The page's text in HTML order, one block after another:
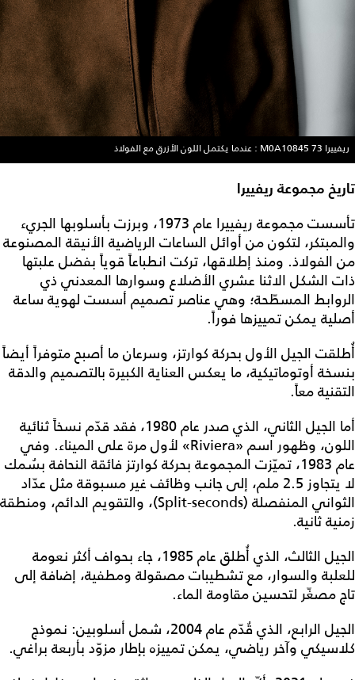
ريفييرا 73 M0A10845 : عندما يكتمل اللون الأزرق مع الفولاذ
تاريخ مجموعة ريفييرا
تأسست مجموعة ريفييرا عام 1973، وبرزت بأسلوبها الجريء
والمبتكر، لتكون من أوائل الساعات الرياضية الأنيقة المصنوعة
من الفولاذ. ومنذ إطلاقها، تركت انطباعاً قوياً بفضل علبتها
ذات الشكل الاثنا عشري الأضلاع وسوارها المعدني ذي
الروابط المسطّحة؛ وهي عناصر تصميم أسست لهوية ساعة
أصلية يمكن تمييزها فوراً.
أُطلقت الجيل الأول بحركة كوارتز، وسرعان ما أصبح متوفراً أيضاً
بنسخة أوتوماتيكية، ما يعكس العناية الكبيرة بالتصميم والدقة
التقنية معاً.
أما الجيل الثاني، الذي صدر عام 1980، فقد قدّم نسخاً ثنائية
اللون، وظهور اسم «Riviera» لأول مرة على الميناء. وفي
عام 1983، تميّزت المجموعة بحركة كوارتز فائقة النحافة بسُمك
لا يتجاوز 2.5 ملم، إلى جانب وظائف غير مسبوقة مثل عدّاد
الثواني المنفصلة (Split-seconds)، والتقويم الدائم، ومنطقة
زمنية ثانية.
الجيل الثالث، الذي أُطلق عام 1985، جاء بحواف أكثر نعومة
للعلبة والسوار، مع تشطيبات مصقولة ومطفية، إضافة إلى
تاج مصغّر لتحسين مقاومة الماء.
الجيل الرابع، الذي قُدّم عام 2004، شمل أسلوبين: نموذج
كلاسيكي وآخر رياضي، يمكن تمييزه بإطار مزوّد بأربعة براغي.